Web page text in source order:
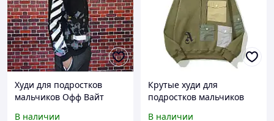
Худи для подростков
мальчиков Офф Вайт
В наличии
Крутые худи для
подростков мальчиков
В наличии